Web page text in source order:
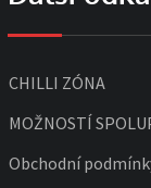
CHILLI ZÓNA
MOŽNOSTÍ
Obchodní